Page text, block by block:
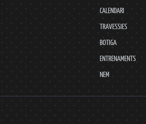
CALENDARI
TRAVESSIES
BOTIGA
ENTRENAMENTS
NEM